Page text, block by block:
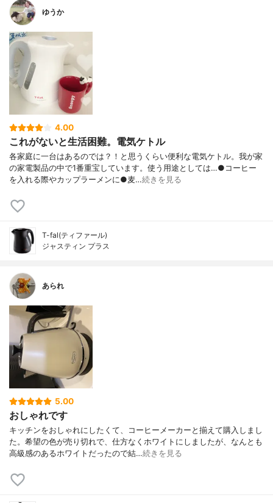
ゆうか
4.00
これがないと生活困難。電気ケトル
各家庭に一台はあるのでは？！と思うくらい便利な電気ケトル。我が家
の家電製品の中で1番重宝しています。使う用途としては…●コーヒー
を入れる際やカップラーメンに●麦…続きを見る
T-fal(ティファール)
ジャスティン プラス
あられ
5.00
おしゃれです
キッチンをおしゃれにしたくて、コーヒーメーカーと揃えて購入しまし
た。希望の色が売り切れで、仕方なくホワイトにしましたが、なんとも
高級感のあるホワイトだったので結…続きを見る